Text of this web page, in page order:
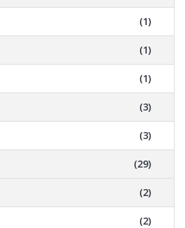
(1)
(1)
(1)
(3)
(3)
(29)
(2)
(2)